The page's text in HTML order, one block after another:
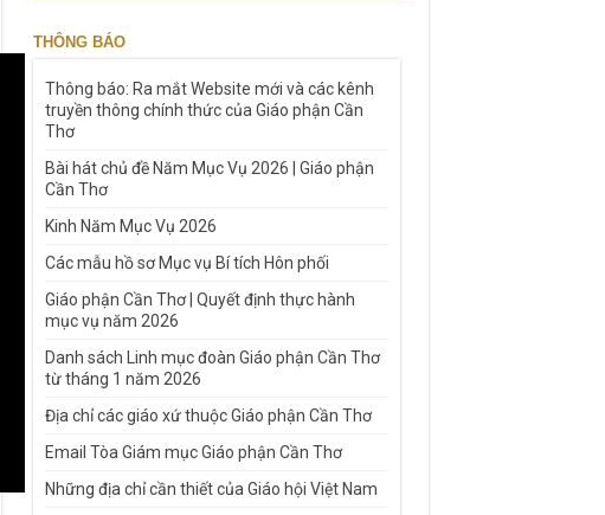
THÔNG BÁO
Thông báo: Ra mắt Website mới và các kênh
truyền thông chính thức của Giáo phận Cần
Thơ
Bài hát chủ đề Năm Mục Vụ 2026 | Giáo phận
Cần Thơ
Kinh Năm Mục Vụ 2026
Các mẫu hồ sơ Mục vụ Bí tích Hôn phối
Giáo phận Cần Thơ | Quyết định thực hành
mục vụ năm 2026
Danh sách Linh mục đoàn Giáo phận Cần Thơ
từ tháng 1 năm 2026
Địa chỉ các giáo xứ thuộc Giáo phận Cần Thơ
Email Tòa Giám mục Giáo phận Cần Thơ
Những địa chỉ cần thiết của Giáo hội Việt Nam